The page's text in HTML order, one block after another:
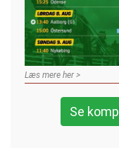
Læs mere her >
Se